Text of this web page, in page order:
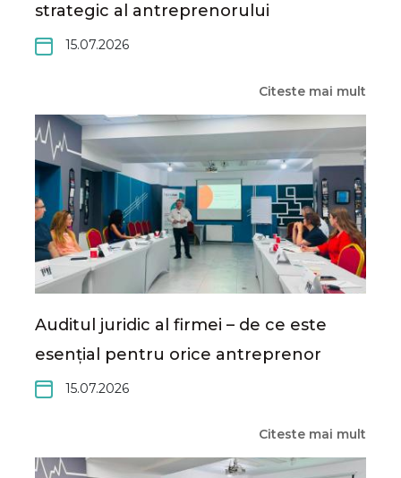
strategic al antreprenorului
15.07.2026
Citeste mai mult
Auditul juridic al firmei – de ce este
esențial pentru orice antreprenor
15.07.2026
Citeste mai mult